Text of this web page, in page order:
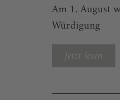
Am 1. August
Würdigung
Jetzt lesen